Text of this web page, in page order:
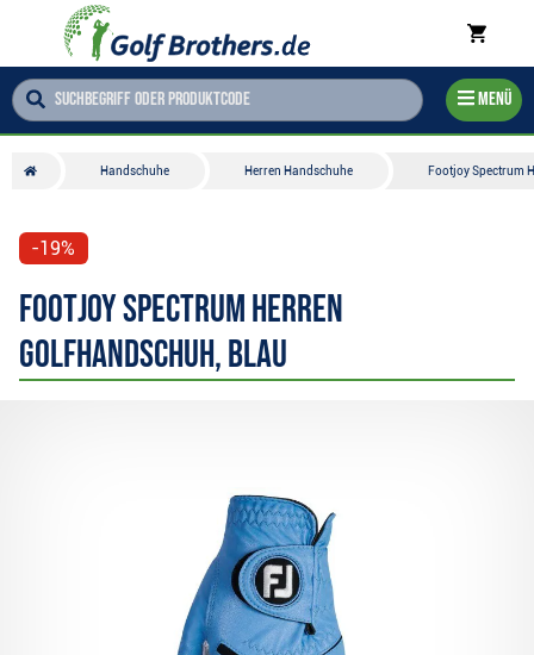
Menü
Handschuhe Herren Handschuhe Footjoy Spectrum
-19%
Footjoy Spectrum Herren
Golfhandschuh, blau